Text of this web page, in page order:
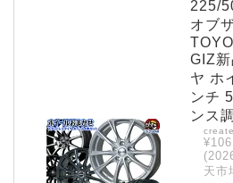
225/
オブ
GIZ
ヤ ホ
ンチ
ンス
天市